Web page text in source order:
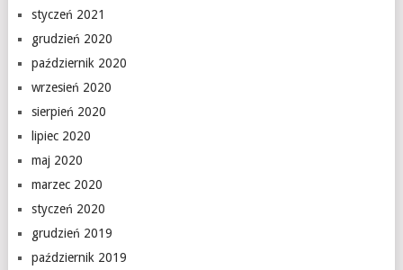
styczeń 2021
grudzień 2020
październik 2020
wrzesień 2020
sierpień 2020
lipiec 2020
maj 2020
marzec 2020
styczeń 2020
grudzień 2019
październik 2019